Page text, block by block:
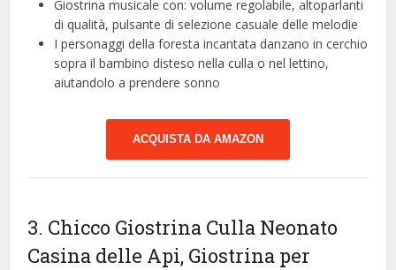
Giostrina musicale con: volume regolabile, altoparlanti
di qualità, pulsante di selezione casuale delle melodie
I personaggi della foresta incantata danzano in cerchio
sopra il bambino disteso nella culla o nel lettino,
aiutandolo a prendere sonno
ACQUISTA DA AMAZON
3. Chicco Giostrina Culla Neonato
Casina delle Api, Giostrina per